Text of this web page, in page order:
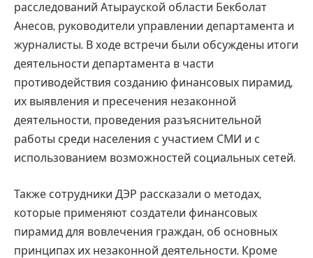
расследований Атырауской области Бекболат
Анесов, руководители управлении департамента и
журналисты. В ходе встречи были обсуждены итоги
деятельности департамента в части
противодействия созданию финансовых пирамид,
их выявления и пресечения незаконной
деятельности, проведения разъяснительной
работы среди населения с участием СМИ и с
использованием возможностей социальных сетей.
Также сотрудники ДЭР рассказали о методах,
которые применяют создатели финансовых
пирамид для вовлечения граждан, об основных
принципах их незаконной деятельности. Кроме